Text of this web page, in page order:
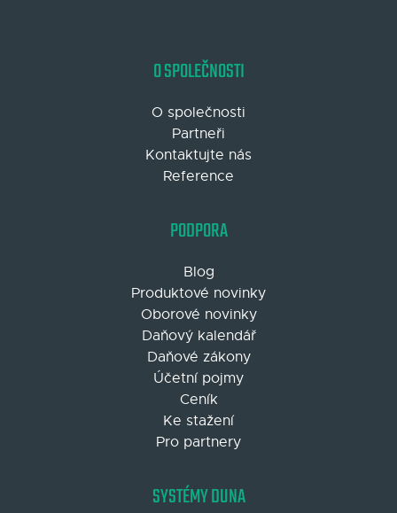
O SPOLEČNOSTI
O společnosti
Partneři
Kontaktujte nás
Reference
PODPORA
Blog
Produktové novinky
Oborové novinky
Daňový kalendář
Daňové zákony
Účetní pojmy
Ceník
Ke stažení
Pro partnery
SYSTÉMY DUNA